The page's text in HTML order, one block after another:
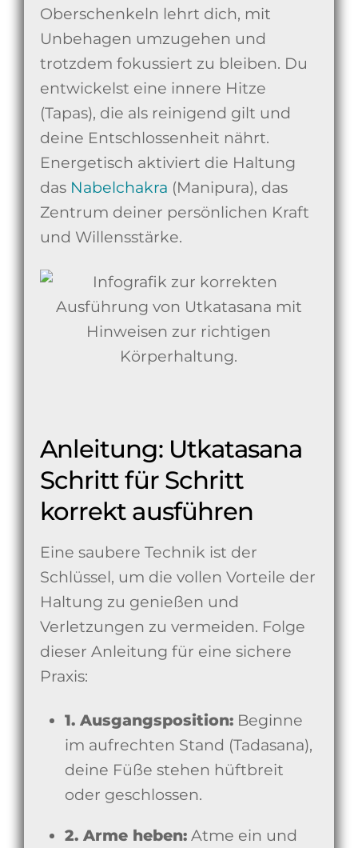
Oberschenkeln lehrt dich, mit
Unbehagen umzugehen und
trotzdem fokussiert zu bleiben. Du
entwickelst eine innere Hitze
(Tapas), die als reinigend gilt und
deine Entschlossenheit nährt.
Energetisch aktiviert die Haltung
das Nabelchakra (Manipura), das
Zentrum deiner persönlichen Kraft
und Willensstärke.
Anleitung: Utkatasana
Schritt für Schritt
korrekt ausführen
Eine saubere Technik ist der
Schlüssel, um die vollen Vorteile der
Haltung zu genießen und
Verletzungen zu vermeiden. Folge
dieser Anleitung für eine sichere
Praxis:
1. Ausgangsposition:Beginne
im aufrechten Stand (Tadasana),
deine Füße stehen hüftbreit
oder geschlossen.
2. Arme heben:Atme ein und